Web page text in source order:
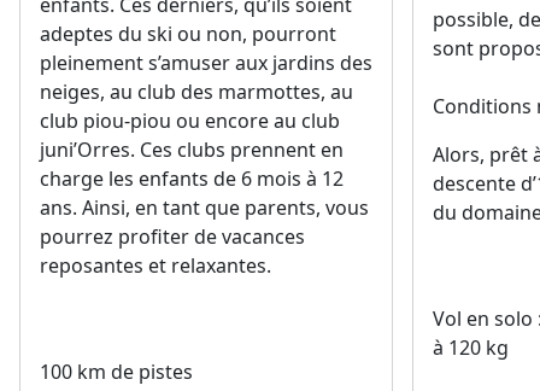
adeptes du ski ou non, pourront
pleinement s’amuser aux jardins des
neiges, au club des marmottes, au
club piou-piou ou encore au club
juni’Orres. Ces clubs prennent en
charge les enfants de 6 mois à 12
ans. Ainsi, en tant que parents, vous
pourrez profiter de vacances
reposantes et relaxantes.
100 km de pistes
possible,
sont
Conditions
Alors, prêt
descente
du
Vol en solo
à 120 kg